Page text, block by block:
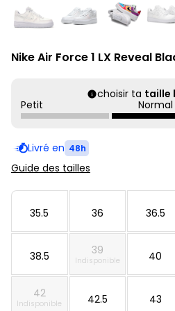
Nike Air Force 1 LX Reveal
choisir ta taille
Petit
Normal
Livré en 48h
Guide des tailles
35.5 36 36.5
38.5 39
Indisponible 40
42
Indisponible 42.5 43